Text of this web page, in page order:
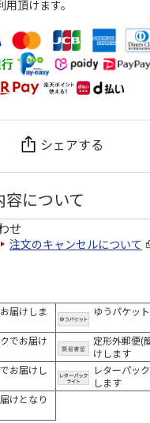
頂けます。
シェアする
について
せ
注文のキャンセルについて
届けしま
ゆうパケッ
でお届け
定形外郵便(
けします
お届けし
レターパッ
します
けとなり